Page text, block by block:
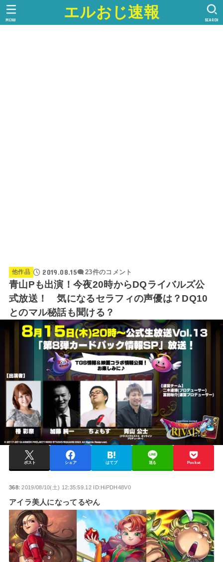
エルおじ速報 SEARCH
MENU
他作品 2019.08.15 23件のコメント
青山Pも出演！今夜20時からDQライバルズ公
式放送！ 気になるセラフィの声優は？DQ10
とのマル秘話も聞ける？
ポスト シェア はてブ 送る Pocket
368:2019/08/10(土) 12:35:59.12 ID:HiPDH48V0
アイラ美人になってるやん